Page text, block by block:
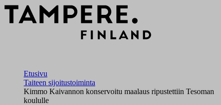
Etusivu
Taiteen sijoitustoiminta
Kimmo Kaivannon konservoitu maalaus ripustettiin Tesoman
koululle